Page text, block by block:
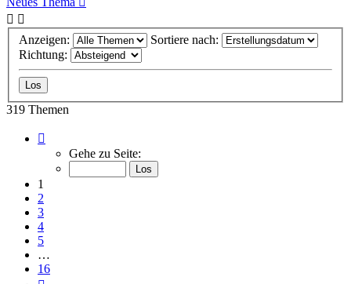
Anzeigen:
Sortiere nach:
Richtung:
319 Themen
von
Gehe zu Seite:
1
2
3
4
5
…
16